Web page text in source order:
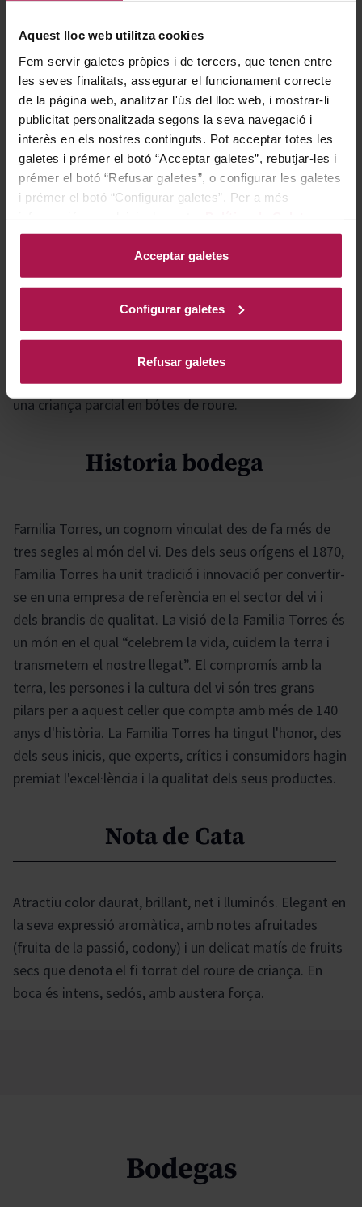
Aquest lloc web utilitza cookies
Fem servir galetes pròpies i de tercers, que tenen entre
les seves finalitats, assegurar el funcionament correcte
de la pàgina web, analitzar l'ús del lloc web, i mostrar-li
publicitat personalitzada segons la seva navegació i
interès en els nostres continguts. Pot acceptar totes les
galetes i prémer el botó “Acceptar galetes”, rebutjar-les i
prémer el botó “Refusar galetes”, o configurar les galetes
i prémer el botó “Configurar galetes”. Per a més
Acceptar galetes
Configurar galetes
Refusar galetes
Ideal per acompanyar crustacis i mariscs, marida molt
bé amb peixos a la graella i oliosos, com les sardines, i
algunes aus. Servir a 8-10 ºC.
Historia
escollir l'entorn privilegiat de Fransola, finca històrica
situada en una de les terres més altes del Penedès. Les
seves nits fredes i els seus dies temperats
proporcionen un excel·lent clima per al cultiu de la vinya,
regalant els millors raïms de sauvignon blanc amb què
s'elabora aquest vi elegant i equilibrat, enriquit amb
una criança parcial en bótes de roure.
Historia bodega
Familia Torres, un cognom vinculat des de fa més de
tres segles al món del vi. Des dels seus orígens el 1870,
Familia Torres ha unit tradició i innovació per convertir-
se en una empresa de referència en el sector del vi i
dels brandis de qualitat. La visió de la Familia Torres és
un món en el qual “celebrem la vida, cuidem la terra i
transmetem el nostre llegat”. El compromís amb la
terra, les persones i la cultura del vi són tres grans
pilars per a aquest celler que compta amb més de 140
anys d'història. La Familia Torres ha tingut l'honor, des
dels seus inicis, que experts, crítics i consumidors hagin
premiat l'excel·lència i la qualitat dels seus productes.
Nota de Cata
Atractiu color daurat, brillant, net i lluminós. Elegant en
la seva expressió aromàtica, amb notes afruitades
(fruita de la passió, codony) i un delicat matís de fruits
secs que denota el fi torrat del roure de criança. En
boca és intens, sedós, amb austera força.
Bodegas